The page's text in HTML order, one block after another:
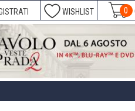
0
WISHLIST